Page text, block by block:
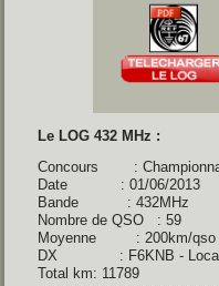
Le LOG 432 MHz :
Concours :
Date : 01/06/2013
Bande : 432MHz
Nombre de QSO : 59
Moyenne : 200km/qso
DX : F6KNB - Locator
Total km: 11789